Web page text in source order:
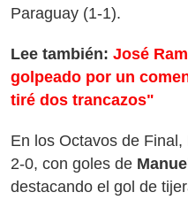
Paraguay (1-1).
Lee también: José
golpeado por un
tiré dos trancazos"
En los Octavos de Final,
2-0, con goles de
destacando el gol de